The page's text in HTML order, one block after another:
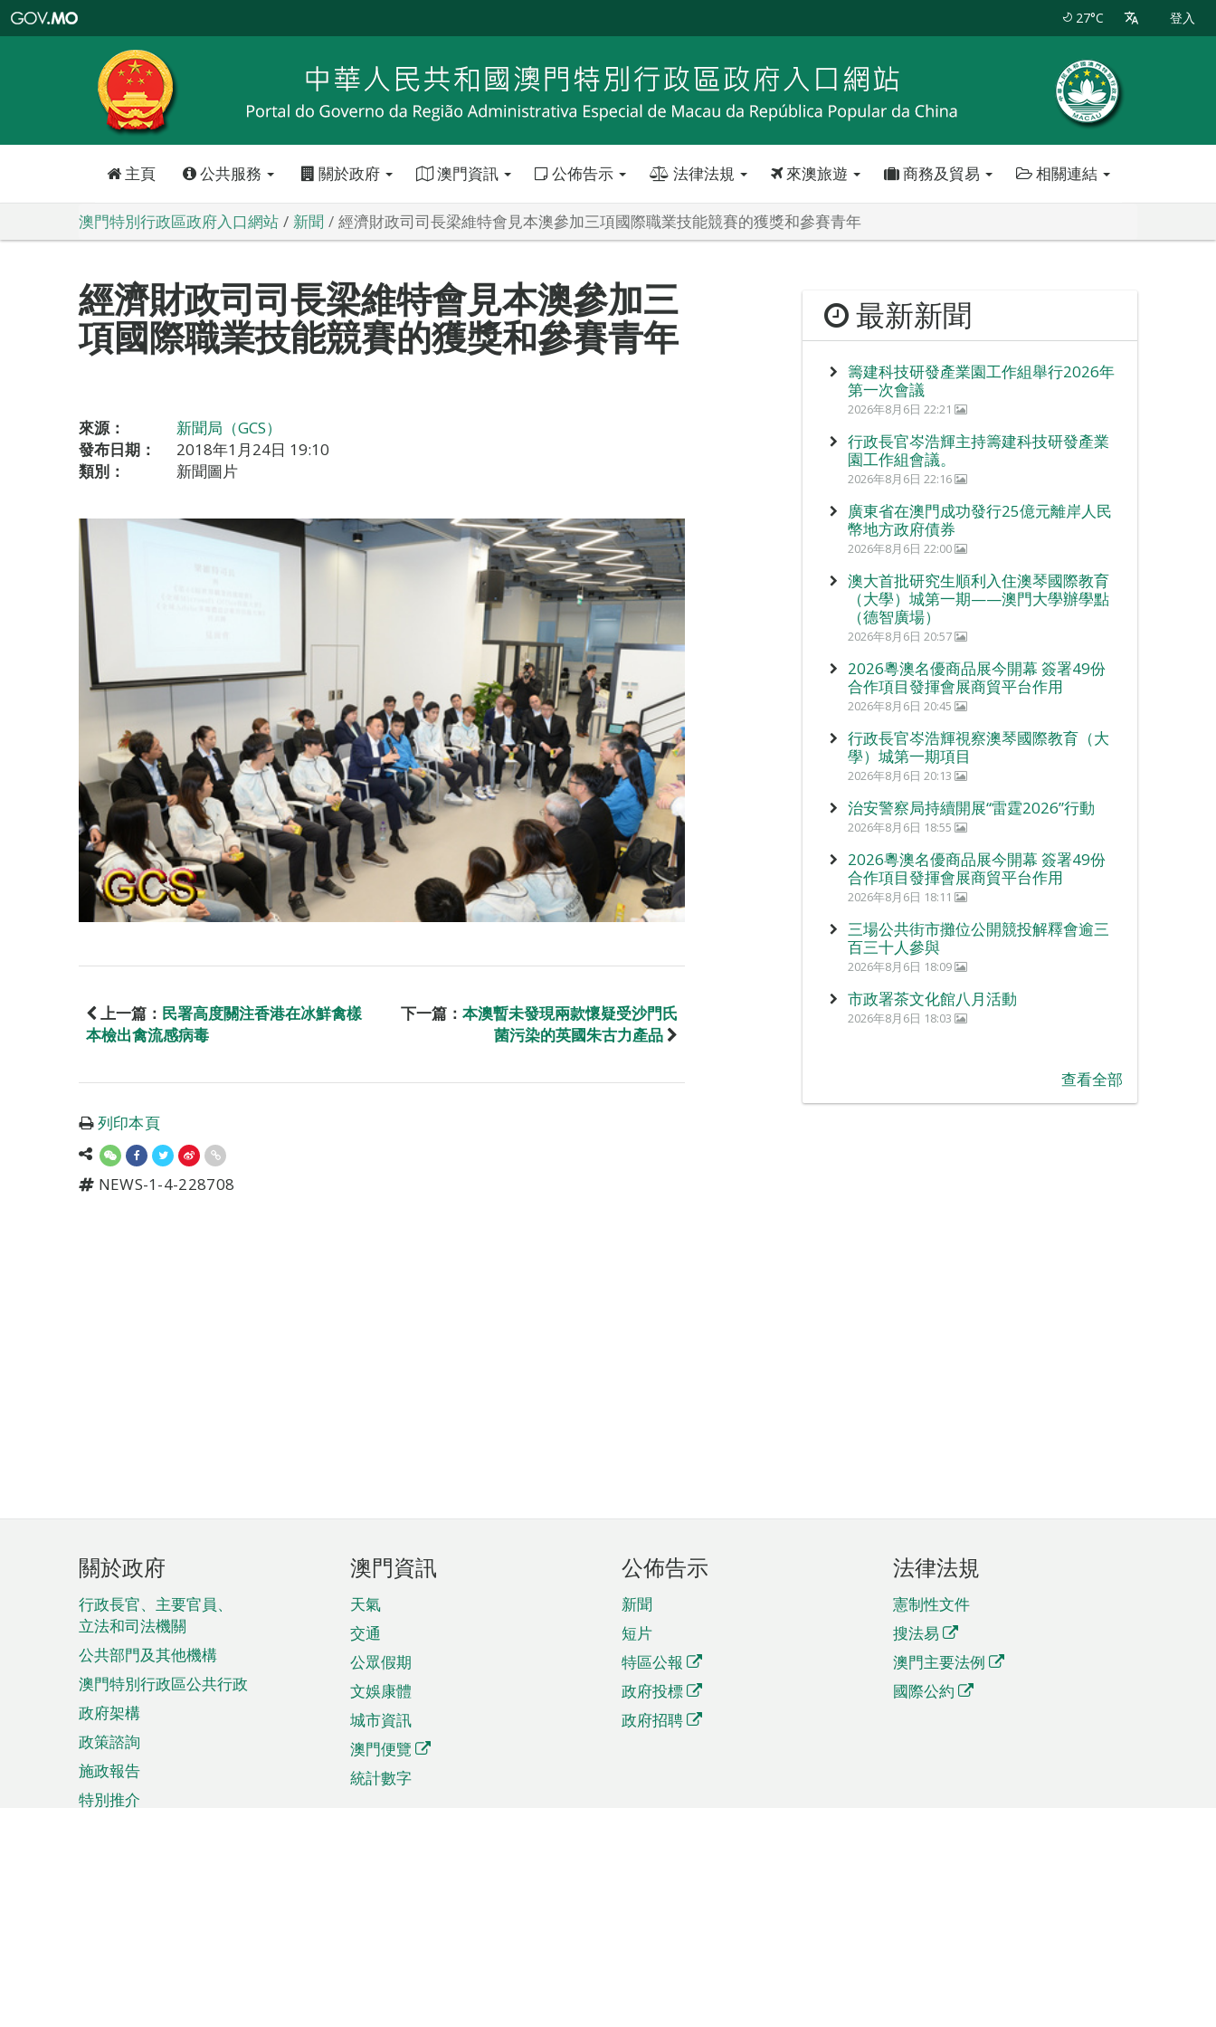
特
政
區
政
口
27°C 登入
主頁 公共服務 關於政府 澳門資訊 公佈告示 法律法規 來澳旅遊 商務及貿易 相關連結
澳門特別行政區政府入口網站 新聞 經濟財政司司長梁維特會見本澳參加三項國際職業技能競賽的獲獎和參賽青年
經濟財政司司長梁維特會見本澳參加三
項國際職業技能競賽的獲獎和參賽青年
來源：
新聞局（GCS）
發布日期：
2018年1月24日 19:10
類別：
新聞圖片
上一篇： 民署高度關注香港在冰鮮禽樣
本檢出禽流感病毒
下一篇： 本澳暫未發現兩款懷疑受沙門氏
菌污染的英國朱古力產品
列印本頁
NEWS-1-4-228708
最新新聞
籌建科技研發產業園工作組舉行2026年
第一次會議
2026年8月6日 22:21
行政長官岑浩輝主持籌建科技研發產業
園工作組會議。
2026年8月6日 22:16
廣東省在澳門成功發行25億元離岸人民
幣地方政府債券
2026年8月6日 22:00
澳大首批研究生順利入住澳琴國際教育
（大學）城第一期——澳門大學辦學點
（德智廣場）
2026年8月6日 20:57
2026粵澳名優商品展今開幕 簽署49份
合作項目發揮會展商貿平台作用
2026年8月6日 20:45
行政長官岑浩輝視察澳琴國際教育（大
學）城第一期項目
2026年8月6日 20:13
治安警察局持續開展“雷霆2026”行動
2026年8月6日 18:55
2026粵澳名優商品展今開幕 簽署49份
合作項目發揮會展商貿平台作用
2026年8月6日 18:11
三場公共街市攤位公開競投解釋會逾三
百三十人參與
2026年8月6日 18:09
市政署茶文化館八月活動
2026年8月6日 18:03
查看全部
頁
腳
菜
單
關於政府
行政長官、主要官員、
立法和司法機關
公共部門及其他機構
澳門特別行政區公共行政
政府架構
政策諮詢
施政報告
特別推介
澳門資訊
天氣
交通
公眾假期
文娛康體
城市資訊
澳門便覽
統計數字
公佈告示
新聞
短片
特區公報
政府投標
政府招聘
法律法規
憲制性文件
搜法易
澳門主要法例
國際公約